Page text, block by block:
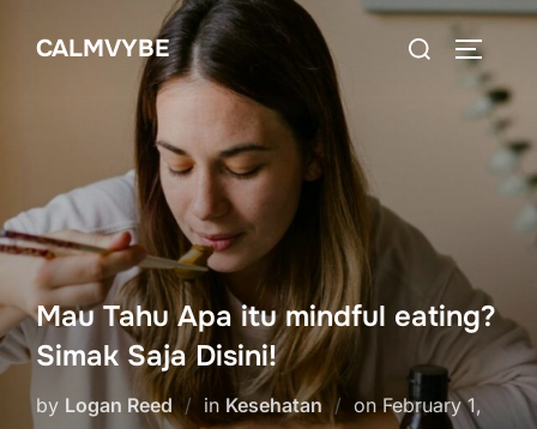
CALMVYBE
Search
Mau Tahu Apa itu mindful eating?
Simak Saja Disini!
by Logan Reed in Kesehatan on Posted
February 1,